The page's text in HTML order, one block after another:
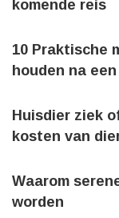
10 Praktische
houden na
Huisdier ziek
kosten van
Waarom
worden